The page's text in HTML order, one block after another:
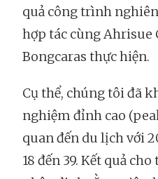
quả công trình
hợp tác cùng Ahrisue
Bongcaras thực hiện.
Cụ thể, chúng tôi đã
nghiệm đỉnh cao
quan đến du lịch với
18 đến 39. Kết quả